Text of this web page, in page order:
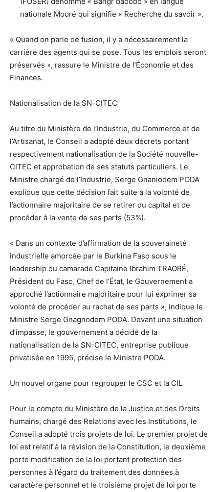
nationale Mooré qui signifie « Recherche du savoir ».
« Quand on parle de fusion, il y a nécessairement la
carrière des agents qui se pose. Tous les emplois seront
préservés », rassure le Ministre de l’Économie et des
Finances.
Nationalisation de la SN-CITEC
Au titre du Ministère de l’Industrie, du Commerce et de
l’Artisanat, le Conseil a adopté deux décrets portant
respectivement nationalisation de la Société nouvelle-
CITEC et approbation de ses statuts particuliers. Le
Ministre chargé de l’Industrie, Serge Gnaniodem PODA
explique que cette décision fait suite à la volonté de
l’actionnaire majoritaire de se retirer du capital et de
procéder à la vente de ses parts (53%).
« Dans un contexte d’affirmation de la souveraineté
industrielle amorcée par le Burkina Faso sous le
leadership du camarade Capitaine Ibrahim TRAORÉ,
Président du Faso, Chef de l’État, le Gouvernement a
approché l’actionnaire majoritaire pour lui exprimer sa
volonté de procéder au rachat de ses parts », indique le
Ministre Serge Gnagnodem PODA. Devant une situation
d’impasse, le gouvernement a décidé de la
nationalisation de la SN-CITEC, entreprise publique
privatisée en 1995, précise le Ministre PODA.
Un nouvel organe pour regrouper le CSC et la CIL
Pour le compte du Ministère de la Justice et des Droits
humains, chargé des Relations avec les Institutions, le
Conseil a adopté trois projets de loi. Le premier projet de
loi est relatif à la révision de la Constitution, le deuxième
porte modification de la loi portant protection des
personnes à l’égard du traitement des données à
caractère personnel et le troisième projet de loi porte